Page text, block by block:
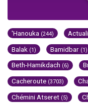
'Hanouka (244)
Balak (1) Bamidbar (1)
Beth-Hamikdach (6)
Cacheroute (3703)
Chémini Atseret (5)